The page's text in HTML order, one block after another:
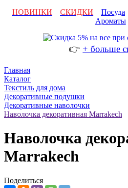
НОВИНКИ
СКИДКИ Посуда
Ароматы
👉 + больше
Главная
Каталог
Текстиль для дома
Декоративные подушки
Декоративные наволочки
Наволочка декоративная Marrakech
Наволочка
Marrakech
Поделиться